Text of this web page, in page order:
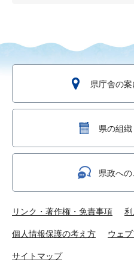
県庁舎の
県の組
県政へ
リンク・著作権・免責事項
個人情報保護の考え方 ウェ
サイトマップ